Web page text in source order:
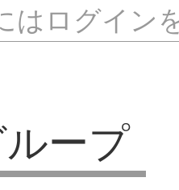
はログイン
ループ